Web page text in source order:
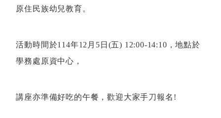
原住民族幼兒教育。
活動時間於114年12月5日(五) 12:00-14:10，地點於
學務處原資中心，
講座亦準備好吃的午餐，歡迎大家手刀報名!